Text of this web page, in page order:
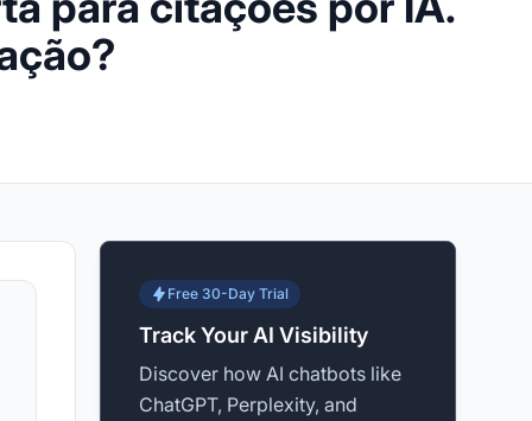
Free 30-Day Trial
Track Your AI Visibility
Discover how AI chatbots like
ChatGPT, Perplexity, and